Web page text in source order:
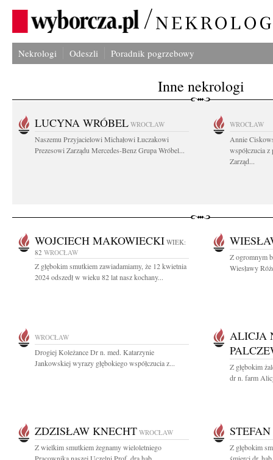
Nekrologi Odeszli Poradnik pogrzebowy
Inne nekrologi
LUCYNA WRÓBEL WROCŁAW
Naszemu Przyjacielowi Michałowi Łuczakowi
Prezesowi Zarządu Mercedes-Benz Grupa Wróbel...
WROCŁAW
Annie
współczucia
Zarząd...
WOJCIECH MAKOWIECKI WIEK:
82 WROCŁAW
Z głębokim smutkiem zawiadamiamy, że 12 kwietnia
2024 odszedł w wieku 82 lat nasz kochany...
Z ogromnym
Wiesławy
WROCŁAW
Drogiej Koleżance Dr n. med. Katarzynie
Jankowskiej wyrazy głębokiego współczucia z...
ALICJA
Z głębokim
dr n. farm
ZDZISŁAW KNECHT WROCŁAW
Z wielkim smutkiem żegnamy wieloletniego
Z głębokim